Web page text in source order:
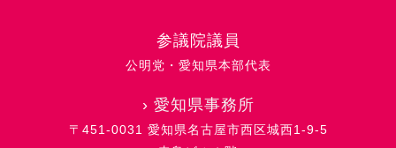
参議院議員
公明党・愛知県本部代表
› 愛知県事務所
〒451-0031 愛知県名古屋市西区城西1-9-5